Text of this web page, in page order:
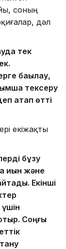
соның
дәл
тек
бақылау,
тексеру
атап өтті
екіжақты
бұзу
қиын және
Екінші
Соңғы